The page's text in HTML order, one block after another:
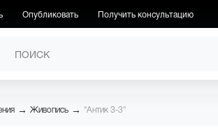
Опубликовать Получить консультацию
ПРОИЗВЕДЕНИЯ
→ Живопись → "Антик 3-3"